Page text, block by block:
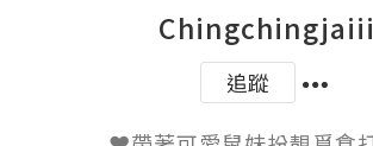
Chingchingjaiii
追蹤